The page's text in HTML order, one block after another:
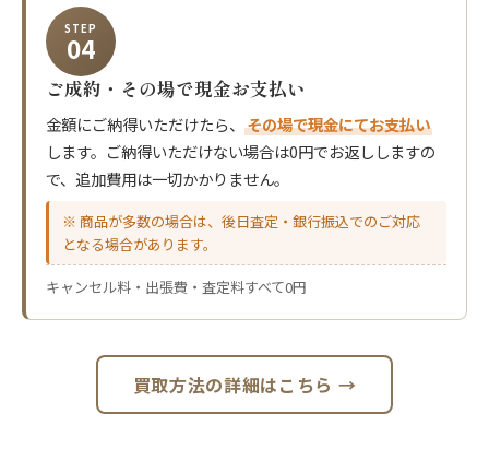
STEP
04
ご成約・その場で現金お支払い
金額にご納得いただけたら、 その場で現金にてお支払い
します。ご納得いただけない場合は0円でお返ししますの
で、追加費用は一切かかりません。
※ 商品が多数の場合は、後日査定・銀行振込でのご対応
となる場合があります。
キャンセル料・出張費・査定料すべて0円
買取方法の詳細はこちら →